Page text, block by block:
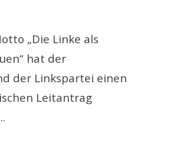
„Die Linke als
hat der
der Linkspartei einen
Leitantrag